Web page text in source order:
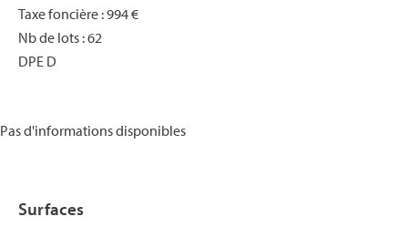
Taxe foncière : 994 €
Nb de lots : 62
DPE D
Pas d'informations disponibles
Surfaces